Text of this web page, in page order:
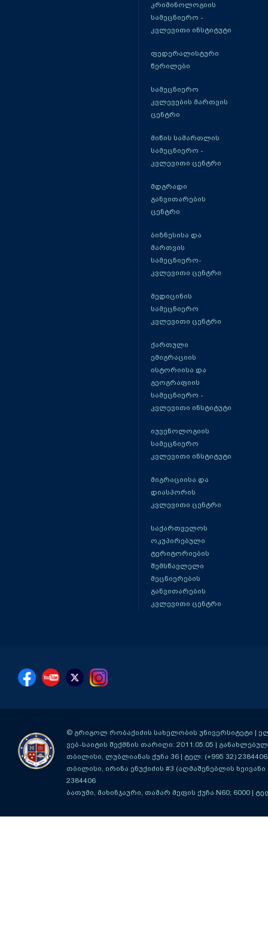
კრიმინოლოგიის
სამეცნიერო -
კვლევითი ინსტიტუტი
ფედერალისტური
წერილები
სამეცნიერო
კვლევების მართვის
ცენტრი
მიწის სამართლის
სამეცნიერო -
კვლევითი ცენტრი
მდგრადი
განვითარების
ცენტრი
ბიზნესისა და
მართვის
სამეცნიერო-
კვლევითი ცენტრი
მედიცინის
სამეცნიერო
კვლევითი ცენტრი
ქართული
ემიგრაციის
ისტორიისა და
გეოგრაფიის
სამეცნიერო -
კვლევითი ინსტიტუტი
იუვენოლოგიის
სამეცნიერო
კვლევითი ინსტიტუტი
მიგრაციისა და
დიასპორის
კვლევითი ცენტრი
საქართველოს
ოკუპირებული
ტერიტორიების
შემსწავლელი
მეცნიერების
განვითარების
კვლევითი ცენტრი
© გრიგოლ რობაქიძის სახელობის უნივერსიტეტი |
ვებ-საიტის შექმნის თარიღი: 2011.05.05 |
თბილისი, ლუბლიანას ქუჩა 36 | ტელ: (+995 32)
თბილისი, ირინა ენუქიძის #3 (აღმაშენებლის ხეივანი
2384406
ბათუმი, მახინჯაური, თამარ მეფის ქუჩა N60; 6000 |